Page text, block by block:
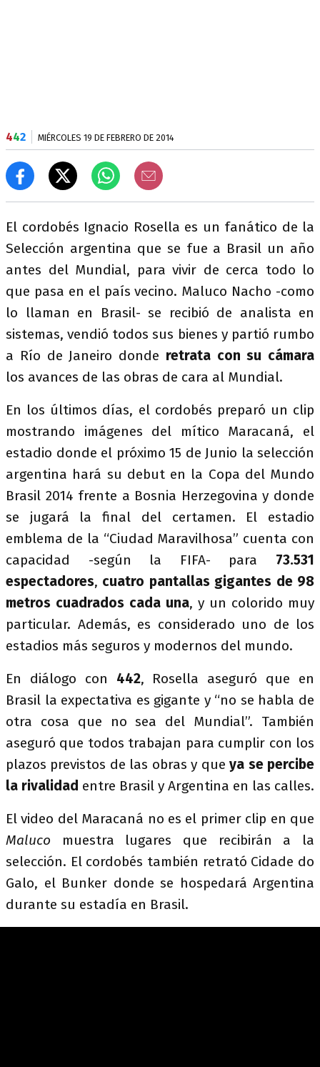
442 MIÉRCOLES 19 DE FEBRERO DE 2014
El cordobés Ignacio Rosella es un fanático de la
Selección argentina que se fue a Brasil un año
antes del Mundial, para vivir de cerca todo lo
que pasa en el país vecino. Maluco Nacho -como
lo llaman en Brasil- se recibió de analista en
sistemas, vendió todos sus bienes y partió rumbo
a Río de Janeiro donde retrata con su cámara
los avances de las obras de cara al Mundial.
En los últimos días, el cordobés preparó un clip
mostrando imágenes del mítico Maracaná, el
estadio donde el próximo 15 de Junio la selección
argentina hará su debut en la Copa del Mundo
Brasil 2014 frente a Bosnia Herzegovina y donde
se jugará la final del certamen. El estadio
emblema de la “Ciudad Maravilhosa” cuenta con
capacidad -según la FIFA- para 73.531
espectadores, cuatro pantallas gigantes de 98
metros cuadrados cada una, y un colorido muy
particular. Además, es considerado uno de los
estadios más seguros y modernos del mundo.
En diálogo con 442, Rosella aseguró que en
Brasil la expectativa es gigante y “no se habla de
otra cosa que no sea del Mundial”. También
aseguró que todos trabajan para cumplir con los
plazos previstos de las obras y queya se percibe
la rivalidad entre Brasil y Argentina en las calles.
El video del Maracaná no es el primer clip en que
Maluco
muestra lugares que recibirán a la
selección. El cordobés también retrató Cidade do
Galo, el Bunker donde se hospedará Argentina
durante su estadía en Brasil.